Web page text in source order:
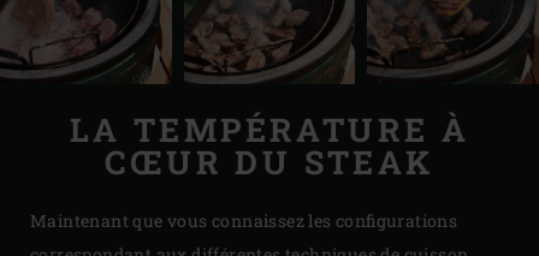
LA TEMPÉRATURE À
CŒUR DU STEAK
Maintenant que vous connaissez les configurations